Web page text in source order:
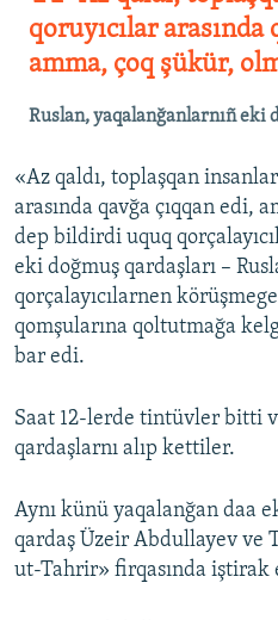
qoruyıcılar arasında
amma, çoq şükür,
Ruslan, yaqalanğanlarnıñ eki
«Az qaldı, toplaşqan
arasında qavğa çıqqan edi,
dep bildirdi uquq
eki doğmuş qardaşları –
qorçalayıcılarnen
qomşularına qoltutmağa
bar edi.
Saat 12-lerde tintüvler bitti
qardaşlarnı alıp kettiler.
Aynı künü yaqalanğan daa
qardaş Üzeir Abdullayev ve
ut-Tahrir» firqasında iştirak